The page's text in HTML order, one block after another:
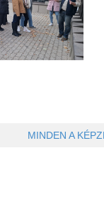
MINDEN A